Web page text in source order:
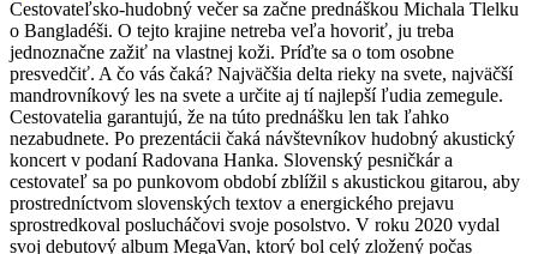
Cestovateľsko-hudobný večer sa začne prednáškou Michala Tlelku
o Bangladéši. O tejto krajine netreba veľa hovoriť, ju treba
jednoznačne zažiť na vlastnej koži. Príďte sa o tom osobne
presvedčiť. A čo vás čaká? Najväčšia delta rieky na svete, najväčší
mandrovníkový les na svete a určite aj tí najlepší ľudia zemegule.
Cestovatelia garantujú, že na túto prednášku len tak ľahko
nezabudnete. Po prezentácii čaká návštevníkov hudobný akustický
koncert v podaní Radovana Hanka. Slovenský pesničkár a
cestovateľ sa po punkovom období zblížil s akustickou gitarou, aby
prostredníctvom slovenských textov a energického prejavu
sprostredkoval poslucháčovi svoje posolstvo. V roku 2020 vydal
svoj debutový album MegaVan, ktorý bol celý zložený počas